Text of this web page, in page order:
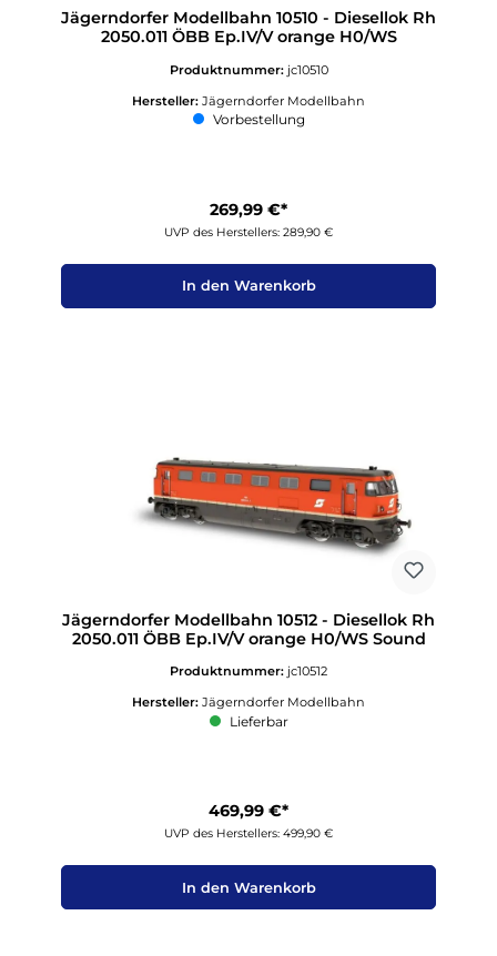
Jägerndorfer Modellbahn 10510 - Diesellok Rh
2050.011 ÖBB Ep.IV/V orange H0/WS
Produktnummer: jc10510
Hersteller: Jägerndorfer Modellbahn
Vorbestellung
269,99 €*
UVP des Herstellers: 289,90 €
In den Warenkorb
Jägerndorfer Modellbahn 10512 - Diesellok Rh
2050.011 ÖBB Ep.IV/V orange H0/WS Sound
Produktnummer: jc10512
Hersteller: Jägerndorfer Modellbahn
Lieferbar
469,99 €*
UVP des Herstellers: 499,90 €
In den Warenkorb